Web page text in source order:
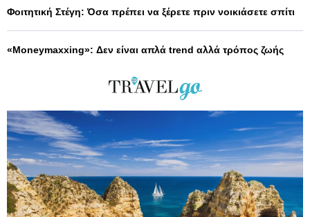
Φοιτητική Στέγη: Όσα πρέπει να ξέρετε πριν νοικιάσετε σπίτι
«Moneymaxxing»: Δεν είναι απλά trend αλλά τρόπος ζωής